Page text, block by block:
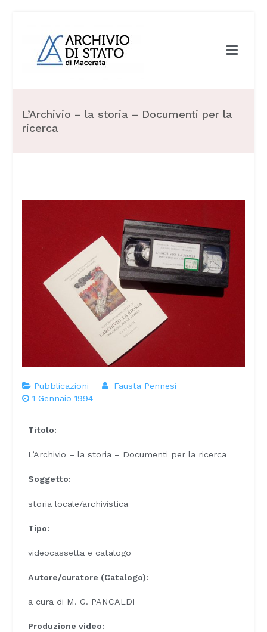
L’Archivio – la storia – Documenti per la
ricerca
Pubblicazioni
Fausta Pennesi
1 Gennaio 1994
Titolo:
L’Archivio – la storia – Documenti per la ricerca
Soggetto:
storia locale/archivistica
Tipo:
videocassetta e catalogo
Autore/curatore (Catalogo):
a cura di M. G. PANCALDI
Produzione video: